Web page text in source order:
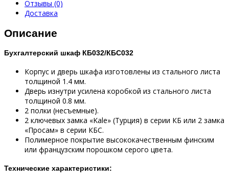
Отзывы (0)
Доставка
Описание
Бухгалтерский шкаф КБ032/КБС032
Корпус и дверь шкафа изготовлены из стального листа
толщиной 1.4 мм.
Дверь изнутри усилена коробкой из стального листа
толщиной 0.8 мм.
2 полки (несъемные).
2 ключевых замка «Kale» (Турция) в серии КБ или 2 замка
«Просам» в серии КБС.
Полимерное покрытие высококачественным финским
или французским порошком серого цвета.
Технические характеристики: